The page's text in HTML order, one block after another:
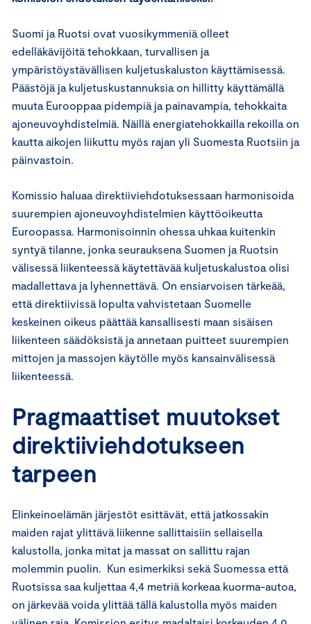
Suomi ja Ruotsi ovat vuosikymmeniä olleet
edelläkävijöitä tehokkaan, turvallisen ja
ympäristöystävällisen kuljetuskaluston käyttämisessä.
Päästöjä ja kuljetuskustannuksia on hillitty käyttämällä
muuta Eurooppaa pidempiä ja painavampia, tehokkaita
ajoneuvoyhdistelmiä. Näillä energiatehokkailla rekoilla on
kautta aikojen liikuttu myös rajan yli Suomesta Ruotsiin ja
päinvastoin.
Komissio haluaa direktiiviehdotuksessaan harmonisoida
suurempien ajoneuvoyhdistelmien käyttöoikeutta
Euroopassa. Harmonisoinnin ohessa uhkaa kuitenkin
syntyä tilanne, jonka seurauksena Suomen ja Ruotsin
välisessä liikenteessä käytettävää kuljetuskalustoa olisi
madallettava ja lyhennettävä. On ensiarvoisen tärkeää,
että direktiivissä lopulta vahvistetaan Suomelle
keskeinen oikeus päättää kansallisesti maan sisäisen
liikenteen säädöksistä ja annetaan puitteet suurempien
mittojen ja massojen käytölle myös kansainvälisessä
liikenteessä.
Pragmaattiset muutokset
direktiiviehdotukseen
tarpeen
Elinkeinoelämän järjestöt esittävät, että jatkossakin
maiden rajat ylittävä liikenne sallittaisiin sellaisella
kalustolla, jonka mitat ja massat on sallittu rajan
molemmin puolin. Kun esimerkiksi sekä Suomessa että
Ruotsissa saa kuljettaa 4,4 metriä korkeaa kuorma-autoa,
on järkevää voida ylittää tällä kalustolla myös maiden